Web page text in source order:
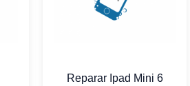
Reparar Ipad Mini 6